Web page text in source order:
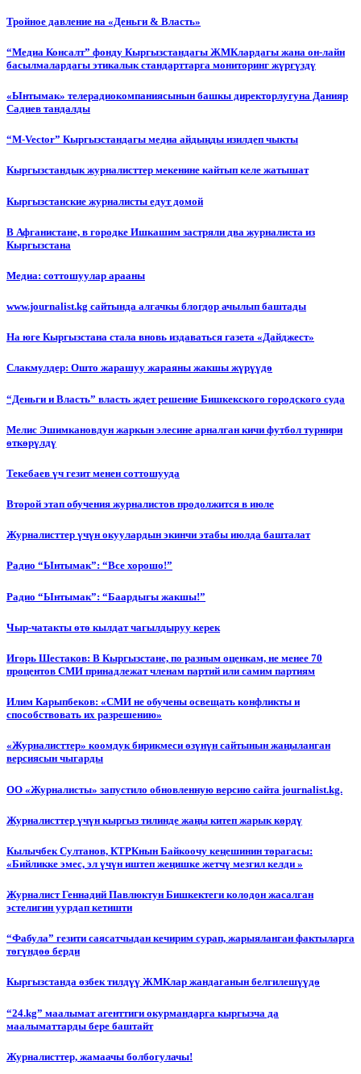
Тройное давление на «Деньги & Власть»
“Медиа Консалт” фонду Кыргызстандагы ЖМКлардагы жана он-лайн
басылмалардагы этикалык стандарттарга мониторинг жүргүздү
«Ынтымак» телерадиокомпаниясынын башкы директорлугуна Данияр
Садиев тандалды
“М-Vector” Кыргызстандагы медиа айдыңды изилдеп чыкты
Кыргызстандык журналисттер мекенине кайтып келе жатышат
Кыргызстанские журналисты едут домой
В Афганистане, в городке Ишкашим застряли два журналиста из
Кыргызстана
Медиа: соттошуулар арааны
www.journalist.kg сайтында алгачкы блогдор ачылып баштады
На юге Кыргызстана стала вновь издаваться газета «Дайджест»
Слакмулдер: Ошто жарашуу жараяны жакшы жүрүүдө
“Деньги и Власть” власть ждет решение Бишкекского городского суда
Мелис Эшимкановдун жаркын элесине арналган кичи футбол турнири
өткөрүлдү
Текебаев үч гезит менен соттошууда
Второй этап обучения журналистов продолжится в июле
Журналисттер үчүн окуулардын экинчи этабы июлда башталат
Радио “Ынтымак”: “Все хорошо!”
Радио “Ынтымак”: “Баардыгы жакшы!”
Чыр-чатакты өтө кылдат чагылдыруу керек
Игорь Шестаков: В Кыргызстане, по разным оценкам, не менее 70
процентов СМИ принадлежат членам партий или самим партиям
Илим Карыпбеков: «СМИ не обучены освещать конфликты и
способствовать их разрешению»
«Журналисттер» коомдук бирикмеси өзүнүн сайтынын жаңыланган
версиясын чыгарды
ОО «Журналисты» запустило обновленную версию сайта journalist.kg.
Журналисттер үчүн кыргыз тилинде жаңы китеп жарык көрдү
Кылычбек Султанов, КТРКнын Байкоочу кеңешинин төрагасы:
«Бийликке эмес, эл үчүн иштеп жеңишке жетчү мезгил келди »
Журналист Геннадий Павлюктун Бишкектеги колодон жасалган
эстелигин уурдап кетишти
“Фабула” гезити саясатчыдан кечирим сурап, жарыяланган фактыларга
төгүндөө берди
Кыргызстанда өзбек тилдүү ЖМКлар жандаганын белгилешүүдө
“24.kg” маалымат агенттиги окурмандарга кыргызча да
маалыматтарды бере баштайт
Журналисттер, жамаачы болбогулачы!